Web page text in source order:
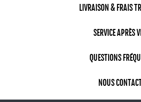
LIVRAISON & FRAIS
SERVICE APRÈS
QUESTIONS
NOUS